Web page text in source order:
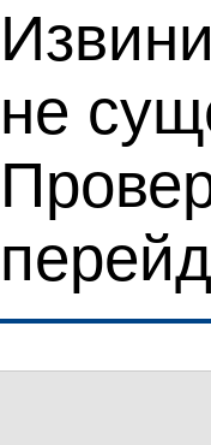
не